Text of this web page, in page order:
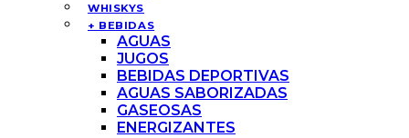
WHISKYS
+ BEBIDAS
AGUAS
JUGOS
BEBIDAS DEPORTIVAS
AGUAS SABORIZADAS
GASEOSAS
ENERGIZANTES